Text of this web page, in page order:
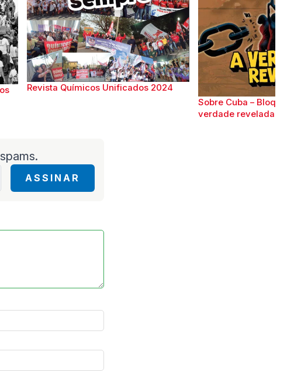
Revista Químicos Unificados 2024
Sobre Cuba –
verdade revelada
ASSINAR